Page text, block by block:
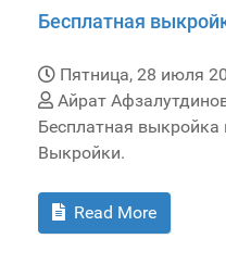
Бесплатная
Пятница, 28 июля
Айрат
Бесплатная выкройка
Выкройки.
Read More